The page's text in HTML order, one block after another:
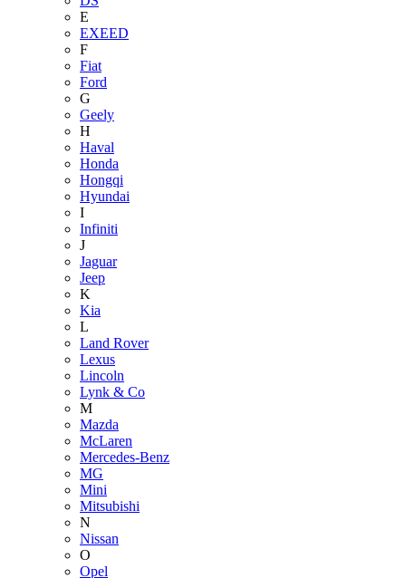
E
EXEED
F
Fiat
Ford
G
Geely
H
Haval
Honda
Hongqi
Hyundai
I
Infiniti
J
Jaguar
Jeep
K
Kia
L
Land Rover
Lexus
Lincoln
Lynk & Co
M
Mazda
McLaren
Mercedes-Benz
MG
Mini
Mitsubishi
N
Nissan
O
Opel